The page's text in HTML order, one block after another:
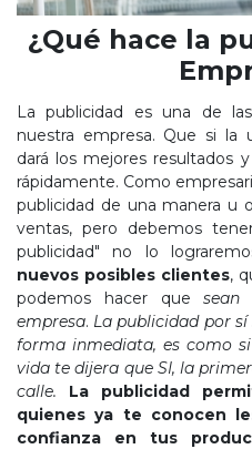
¿Qué hace la
La publicidad es una de
nuestra empresa. Que si la
dará los mejores resultados
rápidamente. Como
publicidad de una manera u
ventas, pero debemos
publicidad" no lo
nuevos posibles clientes,
podemos hacer quesean
empresa. La publicidad por
forma inmediata, es como
vida te dijera que SI, la
calle.
La publicidad
quienes ya te conocen
confianza en tus